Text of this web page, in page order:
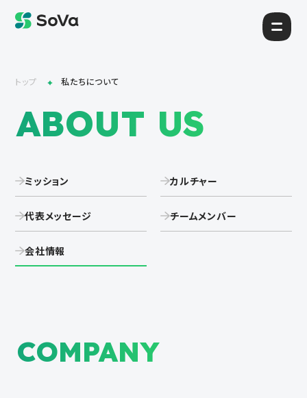
ABOUT US
トップ 私たちについて
ミッション カルチャー
代表メッセージ チームメンバー
会社情報
COMPANY